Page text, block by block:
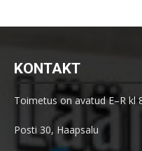
KONTAKT
Toimetus on avatud E–R kl
Posti 30, Haapsalu